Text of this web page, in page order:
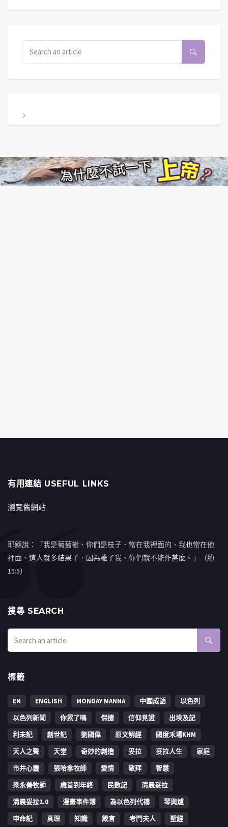
有用連結 USEFUL LINKS
瀏覽舊網站
耶穌說：「我是葡萄樹、你們是枝子．常在我裡面的、我也常在他
裡面、這人就多結果子．因為離了我、你們就不能作甚麼。」（約
15:5）
搜㝷 SEARCH
標籤
EN ENGLISH MONDAY MANNA 中國成語
以色列
以色列新聞
你累了嗎 保捷 信仰見證
出埃及記
利未記
創世記 劉國偉 原文解經
國度禾場KHM
天人之聲
天堂 奇妙的創造 妥拉 妥拉人生
家庭
市井心靈
張哈拿牧師 愛情 敬拜
智慧
梁永善牧師
歳首到年終 民數記
清晨妥拉
清晨妥拉2.0
漫畫事件簿 為以色列代禱
琴與爐
申命記
真理 知識 箴言 考門夫人 聖經